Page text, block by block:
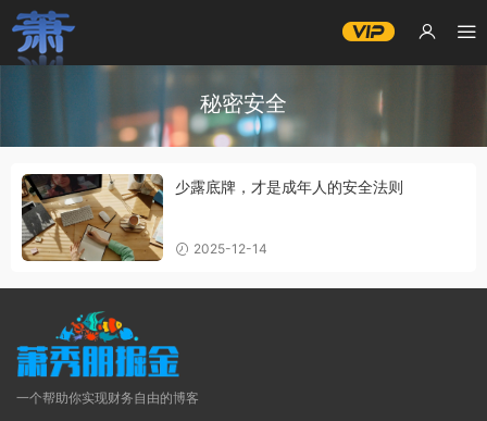
秘密安全
少露底牌，才是成年人的安全法则
2025-12-14
一个帮助你实现财务自由的博客